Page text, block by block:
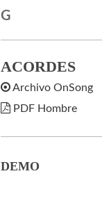
G
ACORDES
Archivo OnSong
PDF Hombre
DEMO